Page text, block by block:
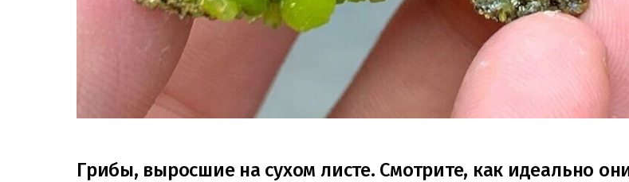
Грибы, выросшие на сухом листе. Смотрите, как идеально